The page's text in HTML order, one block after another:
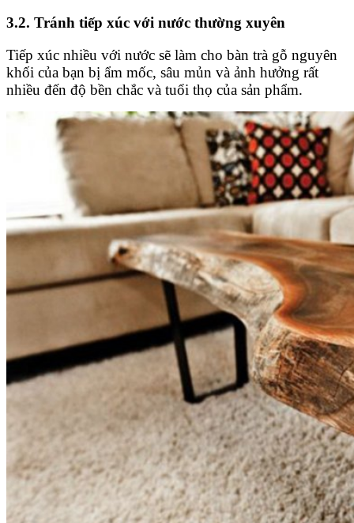
3.2. Tránh tiếp xúc với nước thường xuyên
Tiếp xúc nhiều với nước sẽ làm cho bàn trà gỗ nguyên
khối của bạn bị ẩm mốc, sâu mủn và ảnh hưởng rất
nhiều đến độ bền chắc và tuổi thọ của sản phẩm.